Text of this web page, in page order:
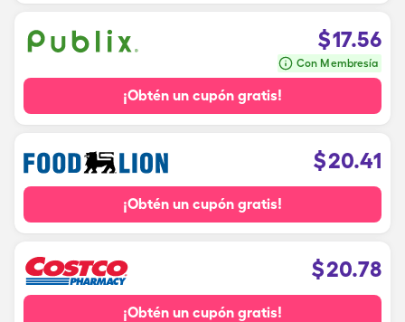
$17.56
Con Membresía
¡Obtén un cupón gratis!
$20.41
¡Obtén un cupón gratis!
$20.78
¡Obtén un cupón gratis!